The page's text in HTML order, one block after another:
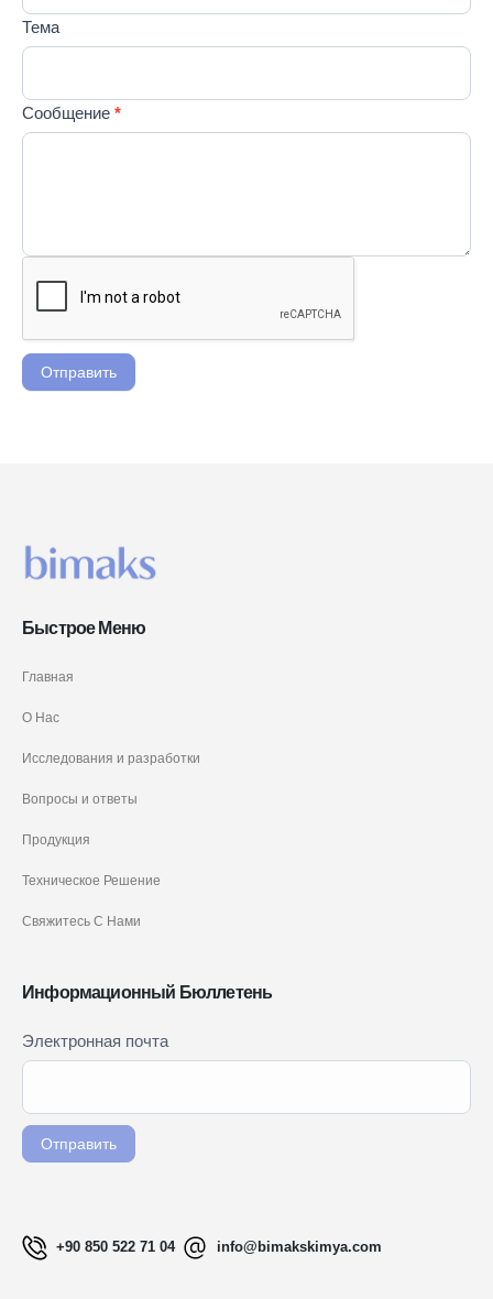
Тема
Сообщение *
Отправить
Быстрое Меню
Главная
О Нас
Исследования и разработки
Вопросы и ответы
Продукция
Техническое Решение
Свяжитесь С Нами
Информационный Бюллетень
Newsletter
Signup
Электронная почта
Отправить
Если вы
человек,
пустым.
+90 850 522 71 04 info@bimakskimya.com